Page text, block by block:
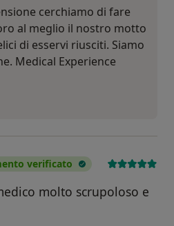
cerchiamo di fare
al meglio il nostro motto
di esservi riusciti. Siamo
Medical Experience
verificato
molto scrupoloso e